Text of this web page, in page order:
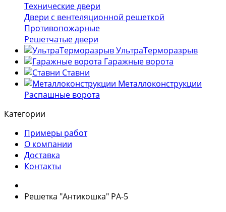
Технические двери
Двери с вентеляционной решеткой
Противопожарные
Решетчатые двери
УльтраТерморазрыв
Гаражные ворота
Ставни
Металлоконструкции
Распашные ворота
Категории
Примеры работ
О компании
Доставка
Контакты
Решетка "Антикошка" РА-5